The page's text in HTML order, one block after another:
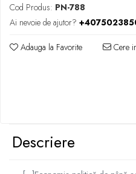
Cod Produs: PN-788
Ai nevoie de ajutor?
Adauga la Favorite Cere
Descriere